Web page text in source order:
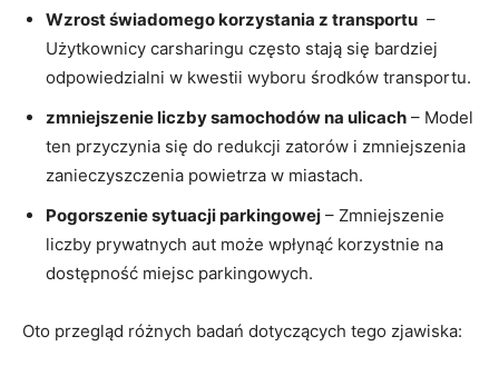
Wzrost świadomego korzystania z transportu ⁣ –
Użytkownicy carsharingu często stają się bardziej
odpowiedzialni w kwestii wyboru‌ środków transportu.
zmniejszenie liczby ⁣samochodów na ulicach – Model
ten przyczynia ⁤się do redukcji zatorów i zmniejszenia⁤
zanieczyszczenia powietrza ⁤w miastach.
Pogorszenie sytuacji parkingowej – Zmniejszenie
liczby prywatnych aut może wpłynąć korzystnie na
dostępność miejsc parkingowych.
Oto przegląd różnych badań dotyczących tego zjawiska: